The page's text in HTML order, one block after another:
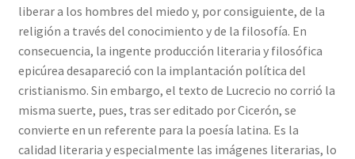
liberar a los hombres del miedo y, por consiguiente, de la
religión a través del conocimiento y de la filosofía. En
consecuencia, la ingente producción literaria y filosófica
epicúrea desapareció con la implantación política del
cristianismo. Sin embargo, el texto de Lucrecio no corrió la
misma suerte, pues, tras ser editado por Cicerón, se
convierte en un referente para la poesía latina. Es la
calidad literaria y especialmente las imágenes literarias, lo